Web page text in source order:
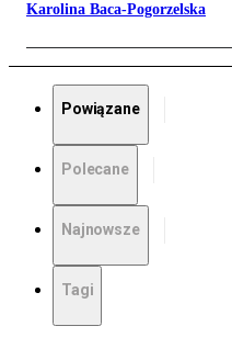
Karolina Baca-Pogorzelska
Powiązane
Polecane
Najnowsze
Tagi